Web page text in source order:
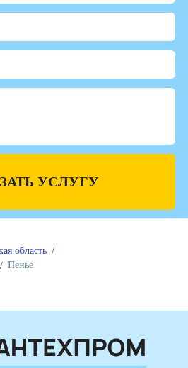
УСЛУГУ
область
Пенье